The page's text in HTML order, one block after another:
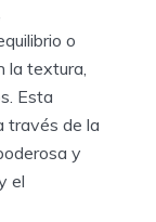
o
la textura,
Esta
través de la
y
el